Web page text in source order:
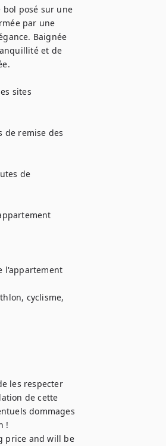
bol posé sur une
par une
Baignée
et de
sites
de remise des
de
l'appartement
cyclisme,
les respecter
de cette
dommages
!